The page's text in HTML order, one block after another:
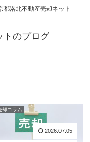
洛北不動産売却ネット
トのブログ
却コラム
2026.07.05